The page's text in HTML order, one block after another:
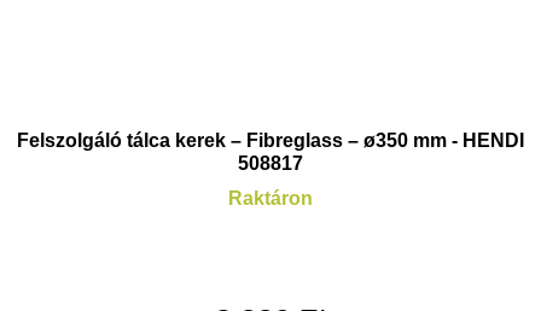
Felszolgáló tálca kerek – Fibreglass – ø350 mm - HENDI
508817
Raktáron